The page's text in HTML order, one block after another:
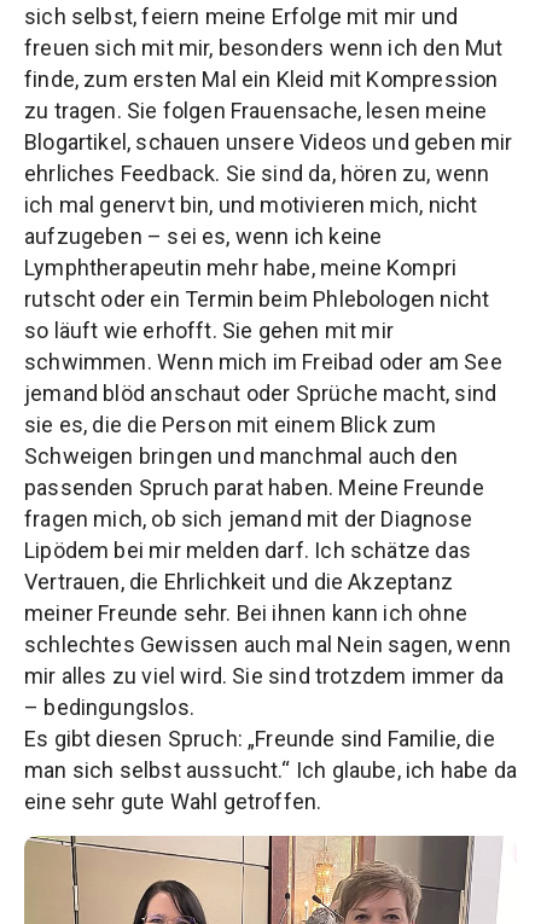
sich selbst, feiern meine Erfolge mit mir und
freuen sich mit mir, besonders wenn ich den Mut
finde, zum ersten Mal ein Kleid mit Kompression
zu tragen. Sie folgen Frauensache, lesen meine
Blogartikel, schauen unsere Videos und geben mir
ehrliches Feedback. Sie sind da, hören zu, wenn
ich mal genervt bin, und motivieren mich, nicht
aufzugeben – sei es, wenn ich keine
Lymphtherapeutin mehr habe, meine Kompri
rutscht oder ein Termin beim Phlebologen nicht
so läuft wie erhofft. Sie gehen mit mir
schwimmen. Wenn mich im Freibad oder am See
jemand blöd anschaut oder Sprüche macht, sind
sie es, die die Person mit einem Blick zum
Schweigen bringen und manchmal auch den
passenden Spruch parat haben. Meine Freunde
fragen mich, ob sich jemand mit der Diagnose
Lipödem bei mir melden darf. Ich schätze das
Vertrauen, die Ehrlichkeit und die Akzeptanz
meiner Freunde sehr. Bei ihnen kann ich ohne
schlechtes Gewissen auch mal Nein sagen, wenn
mir alles zu viel wird. Sie sind trotzdem immer da
– bedingungslos.
Es gibt diesen Spruch: „Freunde sind Familie, die
man sich selbst aussucht.“ Ich glaube, ich habe da
eine sehr gute Wahl getroffen.